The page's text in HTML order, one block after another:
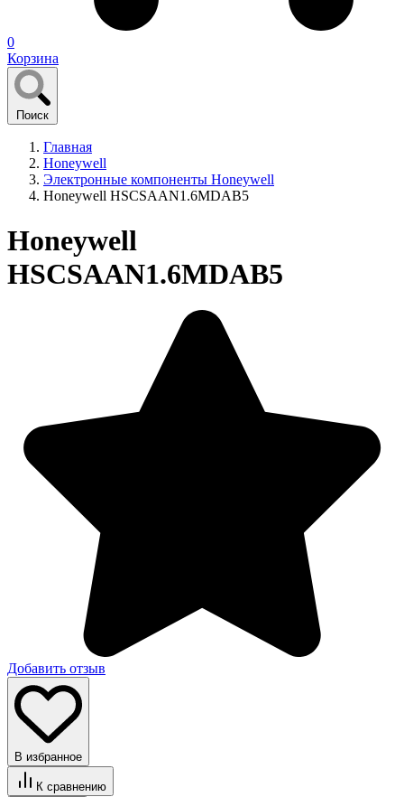
0
Корзина
Поиск
Главная
Honeywell
Электронные компоненты Honeywell
Honeywell HSCSAAN1.6MDAB5
Honeywell
HSCSAAN1.6MDAB5
Добавить отзыв
В избранное
К сравнению